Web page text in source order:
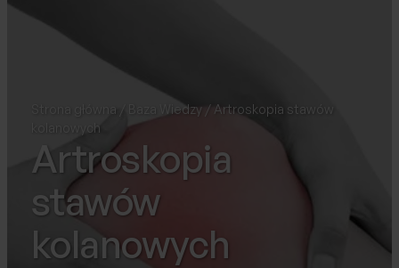
Możliwość płatności ratalnych
AAA A
Chirurgia ogólna
Chirurgia onkologiczna
Chirurgia plastyczna
Medycyna estetyczna
Proktologia
Proktologia estetyczna
Strona główna / Baza Wiedzy / Artroskopia stawów
kolanowych
Artroskopia
stawów
kolanowych